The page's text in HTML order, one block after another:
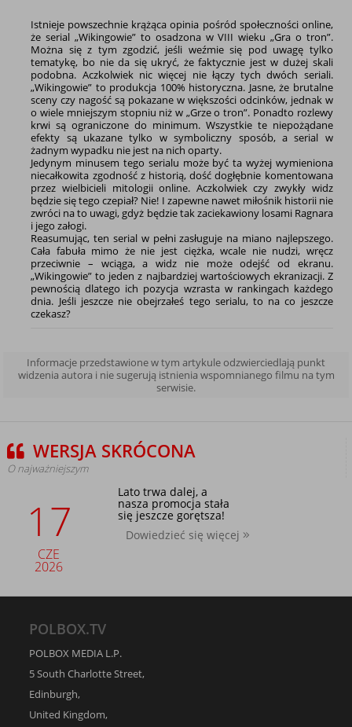
Istnieje powszechnie krążąca opinia pośród społeczności online,
że serial „Wikingowie” to osadzona w VIII wieku „Gra o tron”.
Można się z tym zgodzić, jeśli weźmie się pod uwagę tylko
tematykę, bo nie da się ukryć, że faktycznie jest w dużej skali
podobna. Aczkolwiek nic więcej nie łączy tych dwóch seriali.
„Wikingowie” to produkcja 100% historyczna. Jasne, że brutalne
sceny czy nagość są pokazane w większości odcinków, jednak w
o wiele mniejszym stopniu niż w „Grze o tron”. Ponadto rozlewy
krwi są ograniczone do minimum. Wszystkie te niepożądane
efekty są ukazane tylko w symboliczny sposób, a serial w
żadnym wypadku nie jest na nich oparty.
Jedynym minusem tego serialu może być ta wyżej wymieniona
niecałkowita zgodność z historią, dość dogłębnie komentowana
przez wielbicieli mitologii online. Aczkolwiek czy zwykły widz
będzie się tego czepiał? Nie! I zapewne nawet miłośnik historii nie
zwróci na to uwagi, gdyż będzie tak zaciekawiony losami Ragnara
i jego załogi.
Reasumując, ten serial w pełni zasługuje na miano najlepszego.
Cała fabuła mimo że nie jest ciężka, wcale nie nudzi, wręcz
przeciwnie – wciąga, a widz nie może odejść od ekranu.
„Wikingowie” to jeden z najbardziej wartościowych ekranizacji. Z
pewnością dlatego ich pozycja wzrasta w rankingach każdego
dnia. Jeśli jeszcze nie obejrzałeś tego serialu, to na co jeszcze
czekasz?
Informacje przedstawione w tym artykule odzwierciedlają punkt
widzenia autora i nie sugerują istnienia wspomnianego filmu na tym
serwisie.
WERSJA SKRÓCONA
O najważniejszym
17
CZE
2026
Lato trwa dalej, a
nasza promocja stała
się jeszcze gorętsza!
Dowiedzieć się więcej
POLBOX.TV
POLBOX MEDIA L.P.
5 South Charlotte Street,
Edinburgh,
United Kingdom,